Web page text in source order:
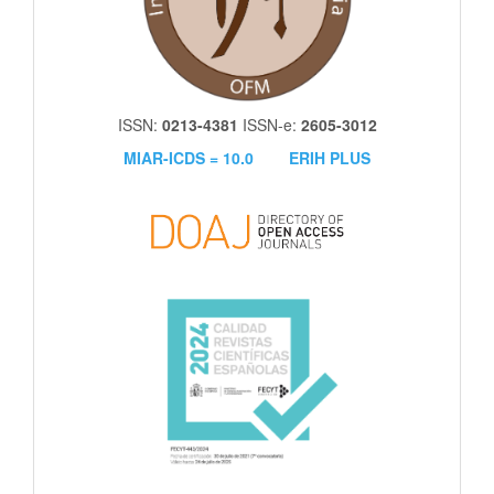
ISSN: 0213-4381 ISSN-e: 2605-3012
MIAR-ICDS = 10.0
ERIH PLUS